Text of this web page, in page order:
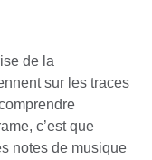
de la
sur les traces
c’est que
notes de musique